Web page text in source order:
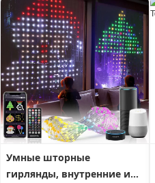
Умные шторные
гирлянды, внутренние и